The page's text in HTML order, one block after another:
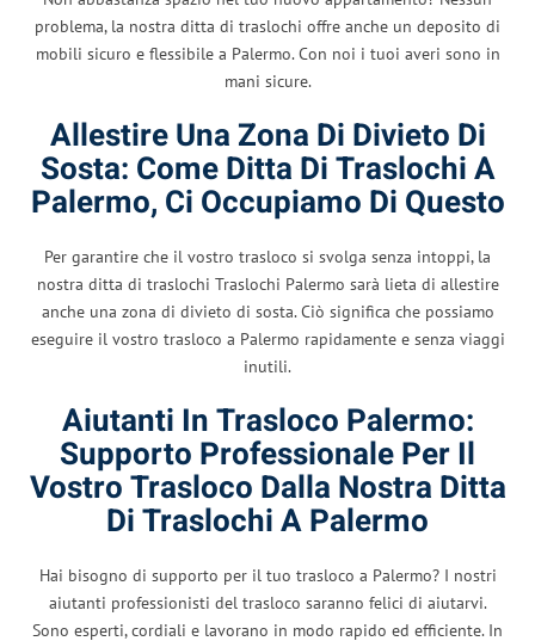
problema, la nostra ditta di traslochi offre anche un deposito di
mobili sicuro e flessibile a Palermo. Con noi i tuoi averi sono in
mani sicure.
Allestire Una Zona Di Divieto Di
Sosta: Come Ditta Di Traslochi A
Palermo, Ci Occupiamo Di Questo
Per garantire che il vostro trasloco si svolga senza intoppi, la
nostra ditta di traslochi Traslochi Palermo sarà lieta di allestire
anche una zona di divieto di sosta. Ciò significa che possiamo
eseguire il vostro trasloco a Palermo rapidamente e senza viaggi
inutili.
Aiutanti In Trasloco Palermo:
Supporto Professionale Per Il
Vostro Trasloco Dalla Nostra Ditta
Di Traslochi A Palermo
Hai bisogno di supporto per il tuo trasloco a Palermo? I nostri
aiutanti professionisti del trasloco saranno felici di aiutarvi.
Sono esperti, cordiali e lavorano in modo rapido ed efficiente. In